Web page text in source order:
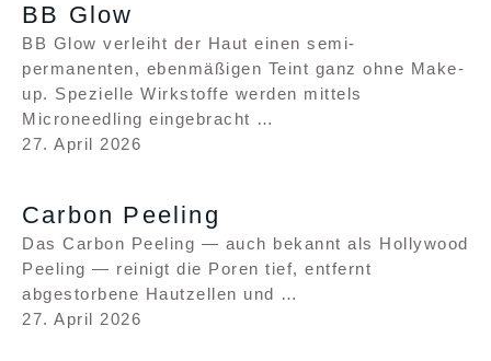
BB Glow
BB Glow verleiht der Haut einen semi-
permanenten, ebenmäßigen Teint ganz ohne Make-
up. Spezielle Wirkstoffe werden mittels
Microneedling eingebracht …
27. April 2026
Carbon Peeling
Das Carbon Peeling — auch bekannt als Hollywood
Peeling — reinigt die Poren tief, entfernt
abgestorbene Hautzellen und …
27. April 2026